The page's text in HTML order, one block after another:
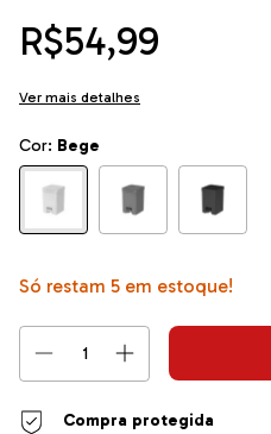
R$54,99
Ver mais detalhes
Cor: Bege
Só restam 5 em estoque!
Compra protegida